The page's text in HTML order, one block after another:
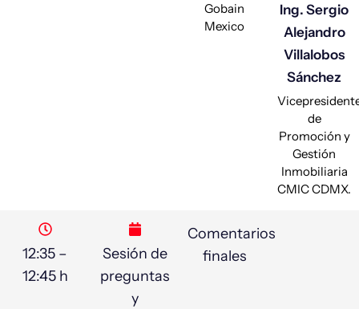
Gobain
Mexico
Ing. Sergio
Alejandro
Villalobos
Sánchez
de
Promoción y
Gestión
Inmobiliaria
CMIC CDMX.
12:35 –
12:45 h
Sesión de
preguntas
y
Comentarios
finales